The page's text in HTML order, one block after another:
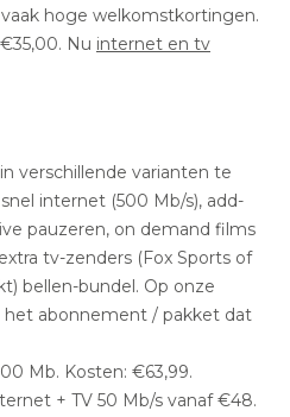
hoge welkomstkortingen.
Nu internet en tv
verschillende varianten te
internet (500 Mb/s), add-
pauzeren, on demand films
tv-zenders (Fox Sports of
bellen-bundel. Op onze
het abonnement / pakket dat
Mb. Kosten: €63,99.
+ TV 50 Mb/s vanaf €48.